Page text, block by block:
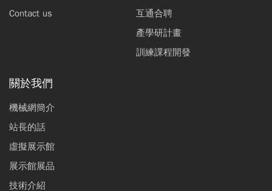
Contact us
互通合聘
產學研計畫
訓練課程開發
關於我們
機械網簡介
站長的話
虛擬展示館
展示館展品
技術介紹